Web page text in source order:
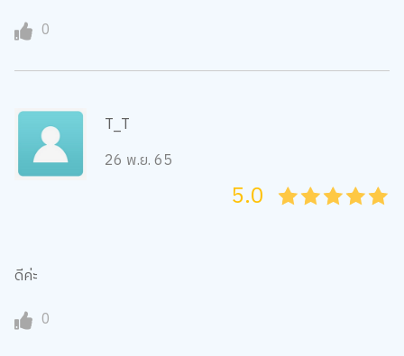
0
T_T
26 พ.ย. 65
45
4
35
3
25
2
15
1
05
5.0
ดีค่ะ
0